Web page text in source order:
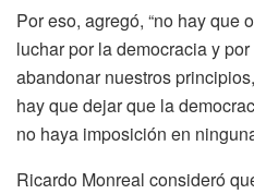
Por eso, agregó, “no hay que
luchar por la democracia y
abandonar nuestros
hay que dejar que la
no haya imposición en
Ricardo Monreal consideró